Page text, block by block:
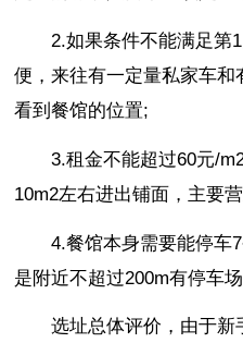
2.如果条件不能满足第
便，来往有一定量私家车
看到餐馆的位置;
3.租金不能超过60元/
10m2左右进出铺面，主要
4.餐馆本身需要能停车
是附近不超过200m有停车场
选址总体评价，由于